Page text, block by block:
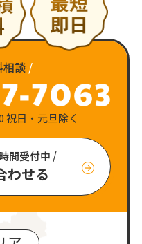
相談 /
祝日・元旦除く
間受付中 /
わせる